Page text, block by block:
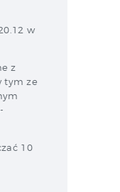
w
z
tym ze
10